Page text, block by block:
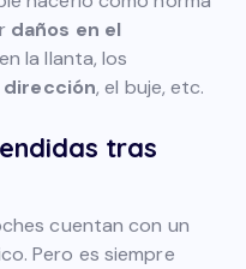
daños en el
la llanta, los
dirección, el buje, etc.
tras
cuentan con un
Pero es siempre